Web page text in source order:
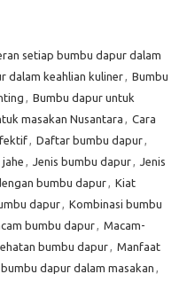
setiap bumbu dapur dalam
dalam keahlian kuliner, Bumbu
, Bumbu dapur untuk
masakan Nusantara , Cara
, Daftar bumbu dapur,
jahe , Jenis bumbu dapur, Jenis
bumbu dapur, Kiat
dapur, Kombinasi bumbu
bumbu dapur, Macam-
bumbu dapur, Manfaat
dapur dalam masakan ,